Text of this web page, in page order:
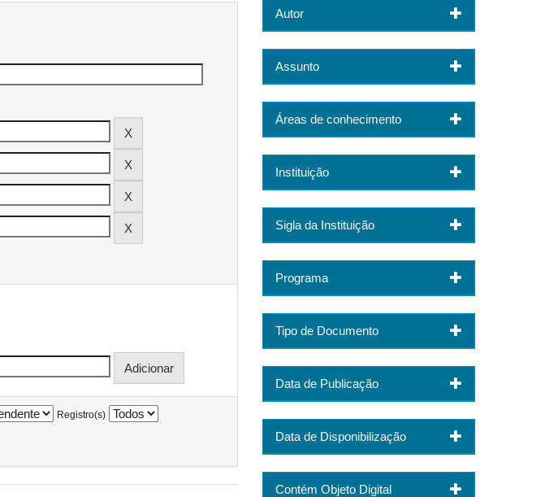
Registro(s)
Autor
Assunto
Áreas de conhecimento
Instituição
Sigla da Instituição
Programa
Tipo de Documento
Data de Publicação
Data de Disponibilização
Contém Objeto Digital